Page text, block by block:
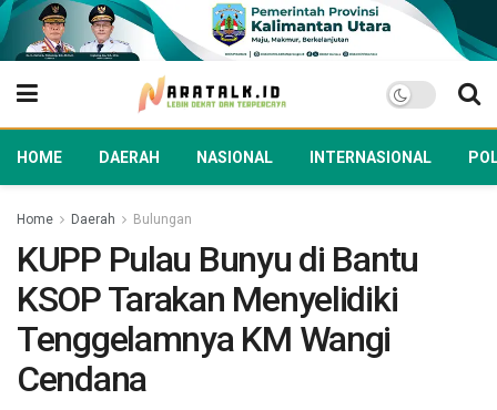
HOME DAERAH NASIONAL INTERNASIONAL
Home Daerah Bulungan
KUPP Pulau Bunyu di Bantu
KSOP Tarakan Menyelidiki
Tenggelamnya KM Wangi
Cendana